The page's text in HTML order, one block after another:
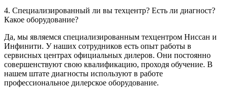
4. Специализированный ли вы техцентр? Есть ли диагност?
Какое оборудование?
Да, мы являемся специализированным техцентром Ниссан и
Инфинити. У наших сотрудников есть опыт работы в
сервисных центрах официальных дилеров. Они постоянно
совершенствуют свою квалификацию, проходя обучение. В
нашем штате диагносты используют в работе
профессиональное дилерское оборудование.